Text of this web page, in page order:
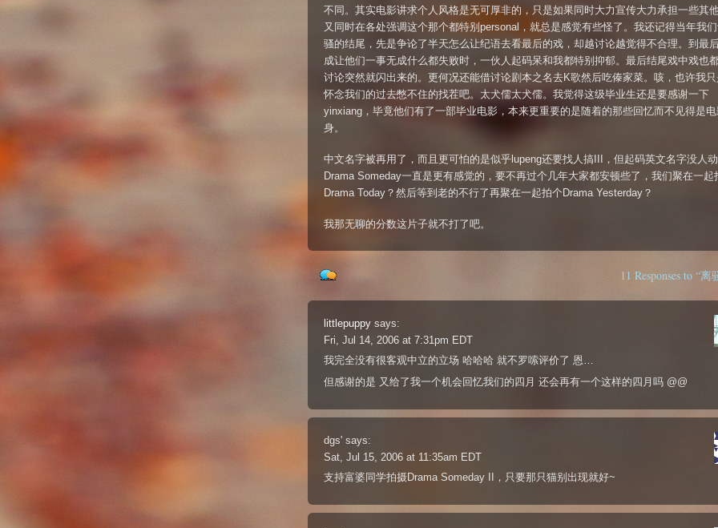
不同。其实电影讲求个人风格是无可厚非的，只是如果同时大力宣传大力承担一些其
又同时在各处强调这个那个都特别personal，就总是感觉有些怪了。我还记得当年我
骚的结尾，先是争论了半天怎么让纪语去看最后的戏，却越讨论越觉得不合理。到最
成让他们一事无成什么都失败时，一伙人起码呆和我都特别抑郁。最后结尾戏中戏也
讨论突然就闪出来的。更何况还能借讨论剧本之名去K歌然后吃傣家菜。咳，也许我
怀念我们的过去憋不住的找茬吧。太犬儒太犬儒。我觉得这级毕业生还是要感谢一下
yinxiang，毕竟他们有了一部毕业电影，本来更重要的是随着的那些回忆而不见得是
身。
中文名字被再用了，而且更可怕的是似乎lupeng还要找人搞III，但起码英文名字没人
Drama Someday一直是更有感觉的，要不再过个几年大家都安顿些了，我们聚在一起
Drama Today？然后等到老的不行了再聚在一起拍个Drama Yesterday？
我那无聊的分数这片子就不打了吧。
11 Responses to “
littlepuppy says:
Fri, Jul 14, 2006 at 7:31pm EDT
我完全没有很客观中立的立场 哈哈哈 就不罗嗦评价了 恩…
但感谢的是 又给了我一个机会回忆我们的四月 还会再有一个这样的四月吗 @@
dgs' says:
Sat, Jul 15, 2006 at 11:35am EDT
支持富婆同学拍摄Drama Someday II，只要那只猫别出现就好~